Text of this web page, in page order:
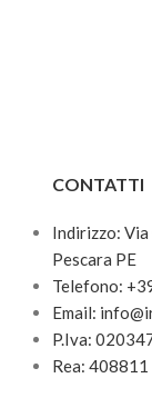
CONTATTI
Indirizzo:
Pescara PE
Telefono:
Email:
P.Iva:
Rea: 408811